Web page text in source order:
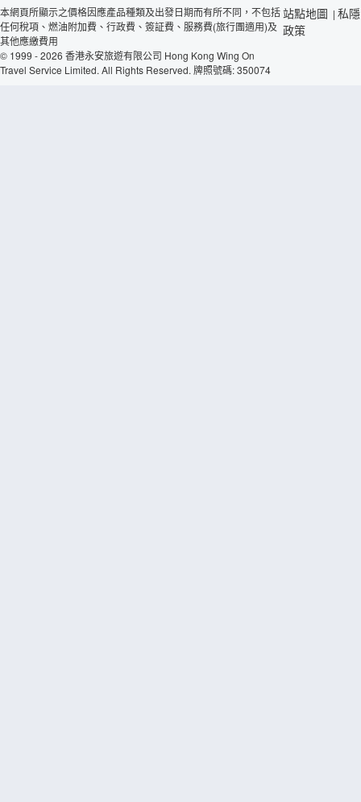
本網頁所顯示之價格因應產品種類及出發日期而有所不同，不包括
任何稅項、燃油附加費、行政費、簽証費、服務費(旅行團適用)及
其他應繳費用
© 1999 - 2026 香港永安旅遊有限公司 Hong Kong Wing On
Travel Service Limited. All Rights Reserved. 牌照號碼: 350074
站點地圖 | 私隱
政策